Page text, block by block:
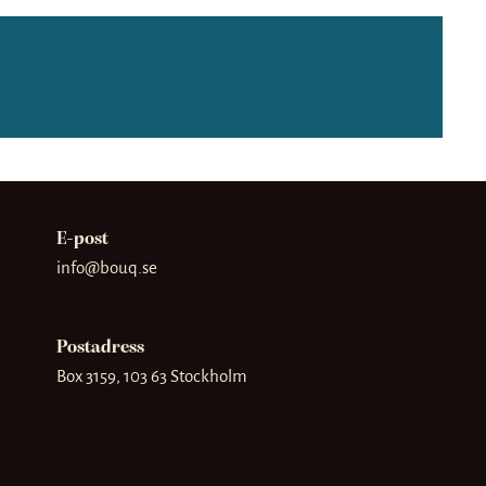
E-post
info@bouq.se
Postadress
Box 3159, 103 63 Stockholm